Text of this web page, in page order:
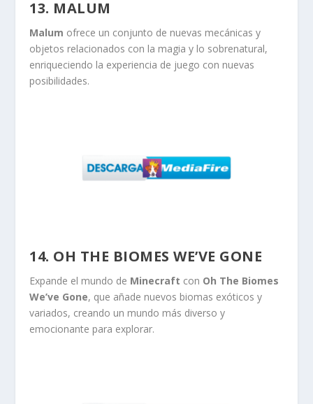
13. MALUM
Malum ofrece un conjunto de nuevas mecánicas y
objetos relacionados con la magia y lo sobrenatural,
enriqueciendo la experiencia de juego con nuevas
posibilidades.
14. OH THE BIOMES WE’VE GONE
Expande el mundo de Minecraft con Oh The Biomes
We’ve Gone, que añade nuevos biomas exóticos y
variados, creando un mundo más diverso y
emocionante para explorar.